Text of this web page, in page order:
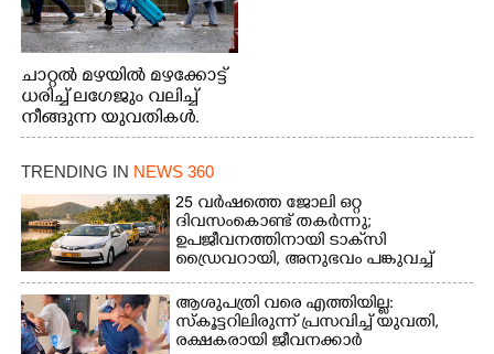
ചാറ്റൽ മഴയിൽ മഴക്കോട്ട്
ധരിച്ച് ലഗേജും വലിച്ച്
നീങ്ങുന്ന യുവതികൾ.
എറണാകുളം മേനകയിൽ
നിന്നുള്ള കാഴ്ച
TRENDING IN NEWS 360
25 വർഷത്തെ ജോലി ഒറ്റ
ദിവസംകൊണ്ട് തകർന്നു;
ഉപജീവനത്തിനായി ടാക്‌സി
ഡ്രൈവറായി,​ അനുഭവം പങ്കുവച്ച്
യുവതി
ആശുപത്രി വരെ എത്തിയില്ല:
സ്കൂട്ടറിലിരുന്ന് പ്രസവിച്ച് യുവതി,
രക്ഷകരായി ജീവനക്കാർ